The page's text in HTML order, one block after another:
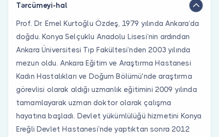
Tərcümeyi-hal
Prof. Dr. Emel Kurtoğlu Özdeş, 1979 yılında Ankara’da
doğdu. Konya Selçuklu Anadolu Lisesi’nin ardından
Ankara Üniversitesi Tıp Fakültesi’nden 2003 yılında
mezun oldu. Ankara Eğitim ve Araştırma Hastanesi
Kadın Hastalıkları ve Doğum Bölümü'nde araştırma
görevlisi olarak aldığı uzmanlık eğitimini 2009 yılında
tamamlayarak uzman doktor olarak çalışma
hayatına başladı. Devlet yükümlülüğü hizmetini Konya
Ereğli Devlet Hastanesi’nde yaptıktan sonra 2012